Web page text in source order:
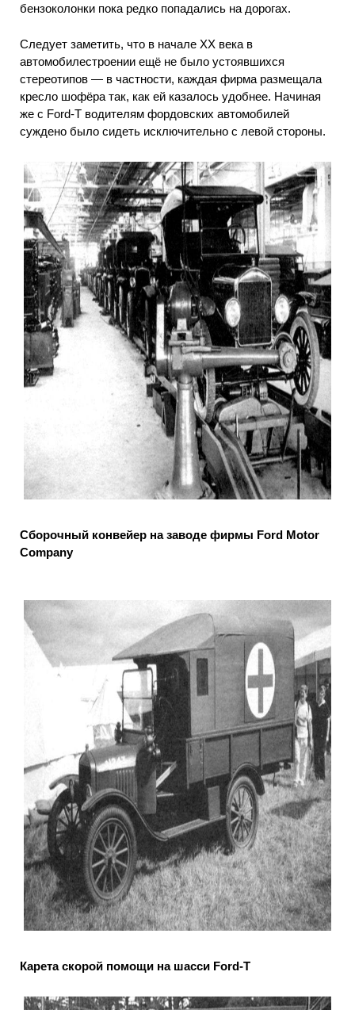
бензоколонки пока редко попадались на дорогах.
Следует заметить, что в начале XX века в
автомобилестроении ещё не было устоявшихся
стереотипов — в частности, каждая фирма размещала
кресло шофёра так, как ей казалось удобнее. Начиная
же с Ford-T водителям фордовских автомобилей
суждено было сидеть исключительно с левой стороны.
Сборочный конвейер на заводе фирмы Ford Motor
Company
Карета скорой помощи на шасси Ford-T